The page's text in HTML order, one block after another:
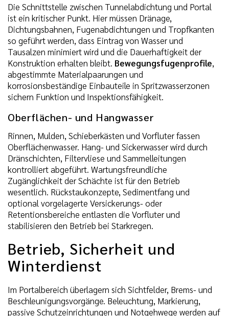
Die Schnittstelle zwischen Tunnelabdichtung und Portal
ist ein kritischer Punkt. Hier müssen Dränage,
Dichtungsbahnen, Fugenabdichtungen und Tropfkanten
so geführt werden, dass Eintrag von Wasser und
Tausalzen minimiert wird und die Dauerhaftigkeit der
Konstruktion erhalten bleibt. Bewegungsfugenprofile,
abgestimmte Materialpaarungen und
korrosionsbeständige Einbauteile in Spritzwasserzonen
sichern Funktion und Inspektionsfähigkeit.
Oberflächen- und Hangwasser
Rinnen, Mulden, Schieberkästen und Vorfluter fassen
Oberflächenwasser. Hang- und Sickerwasser wird durch
Dränschichten, Filtervliese und Sammelleitungen
kontrolliert abgeführt. Wartungsfreundliche
Zugänglichkeit der Schächte ist für den Betrieb
wesentlich. Rückstaukonzepte, Sedimentfang und
optional vorgelagerte Versickerungs- oder
Retentionsbereiche entlasten die Vorfluter und
stabilisieren den Betrieb bei Starkregen.
Betrieb, Sicherheit und
Winterdienst
Im Portalbereich überlagern sich Sichtfelder, Brems- und
Beschleunigungsvorgänge. Beleuchtung, Markierung,
passive Schutzeinrichtungen und Notgehwege werden auf